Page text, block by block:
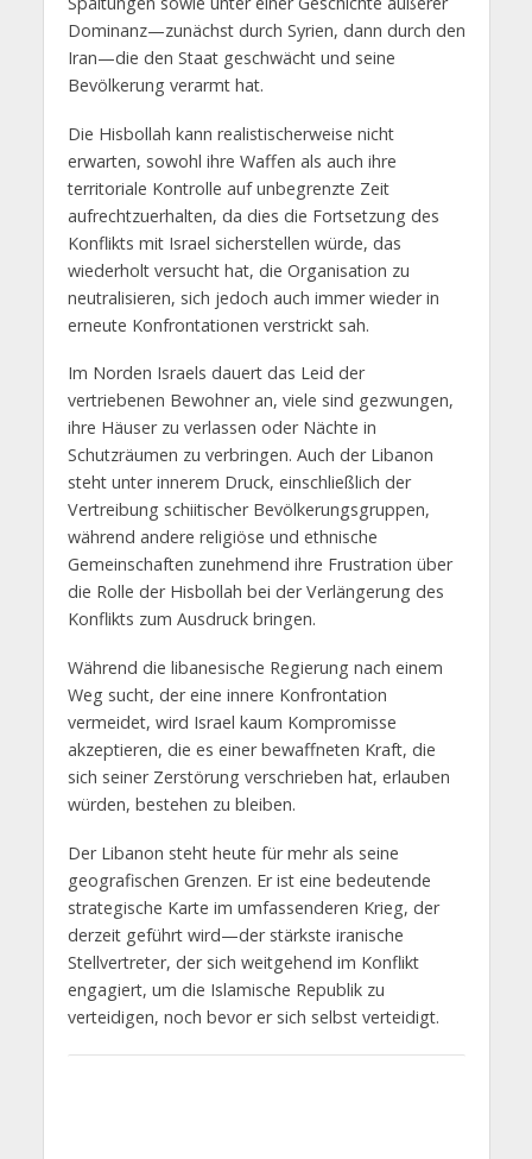
Dominanz—zunächst durch Syrien, dann durch den
Iran—die den Staat geschwächt und seine
Bevölkerung verarmt hat.
Die Hisbollah kann realistischerweise nicht
erwarten, sowohl ihre Waffen als auch ihre
territoriale Kontrolle auf unbegrenzte Zeit
aufrechtzuerhalten, da dies die Fortsetzung des
Konflikts mit Israel sicherstellen würde, das
wiederholt versucht hat, die Organisation zu
neutralisieren, sich jedoch auch immer wieder in
erneute Konfrontationen verstrickt sah.
Im Norden Israels dauert das Leid der
vertriebenen Bewohner an, viele sind gezwungen,
ihre Häuser zu verlassen oder Nächte in
Schutzräumen zu verbringen. Auch der Libanon
steht unter innerem Druck, einschließlich der
Vertreibung schiitischer Bevölkerungsgruppen,
während andere religiöse und ethnische
Gemeinschaften zunehmend ihre Frustration über
die Rolle der Hisbollah bei der Verlängerung des
Konflikts zum Ausdruck bringen.
Während die libanesische Regierung nach einem
Weg sucht, der eine innere Konfrontation
vermeidet, wird Israel kaum Kompromisse
akzeptieren, die es einer bewaffneten Kraft, die
sich seiner Zerstörung verschrieben hat, erlauben
würden, bestehen zu bleiben.
Der Libanon steht heute für mehr als seine
geografischen Grenzen. Er ist eine bedeutende
strategische Karte im umfassenderen Krieg, der
derzeit geführt wird—der stärkste iranische
Stellvertreter, der sich weitgehend im Konflikt
engagiert, um die Islamische Republik zu
verteidigen, noch bevor er sich selbst verteidigt.